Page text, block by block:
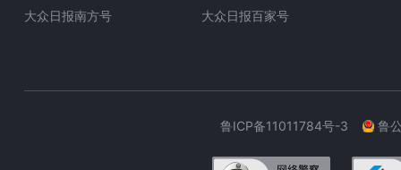
大众日报南方号
大众日报百家号
鲁ICP备11011784号-3 鲁